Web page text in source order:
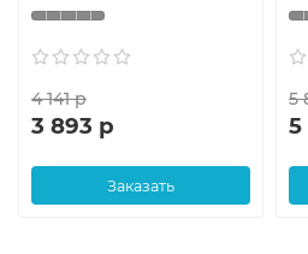
4 141 р
3 893 р
Заказать
5
5